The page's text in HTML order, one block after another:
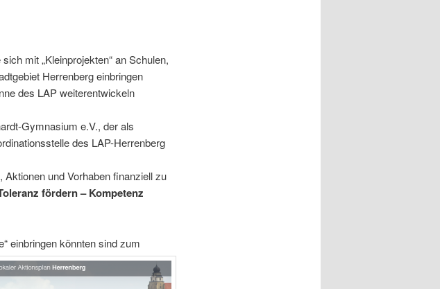
mit „Kleinprojekten“ an Schulen,
Herrenberg einbringen
des LAP weiterentwickeln
Gymnasium e.V., der als
des LAP-Herrenberg
und Vorhaben finanziell zu
fördern – Kompetenz
einbringen könnten sind zum